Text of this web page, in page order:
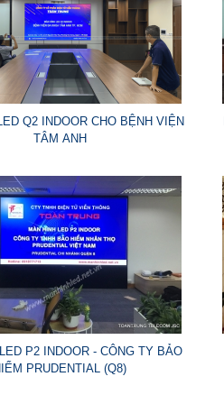
Q2 INDOOR CHO BỆNH VIỆN
TÂM ANH
P2 INDOOR - CÔNG TY BẢO
PRUDENTIAL (Q8)